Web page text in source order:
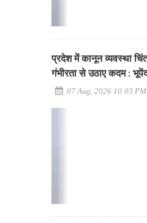
प्रदेश में कानून व्यवस्था
गंभीरता से उठाए कदम :
07 Aug, 2026 10:03 PM